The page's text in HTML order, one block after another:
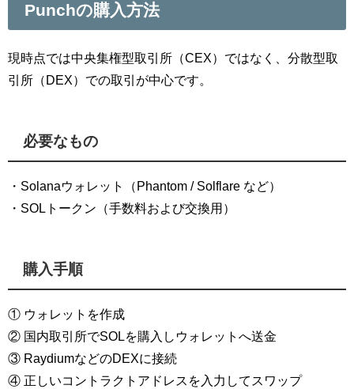
Punchの購入方法
現時点では中央集権型取引所（CEX）ではなく、分散型取
引所（DEX）での取引が中心です。
必要なもの
・Solanaウォレット（Phantom / Solflare など）
・SOLトークン（手数料および交換用）
購入手順
① ウォレットを作成
② 国内取引所でSOLを購入しウォレットへ送金
③ RaydiumなどのDEXに接続
④ 正しいコントラクトアドレスを入力してスワップ